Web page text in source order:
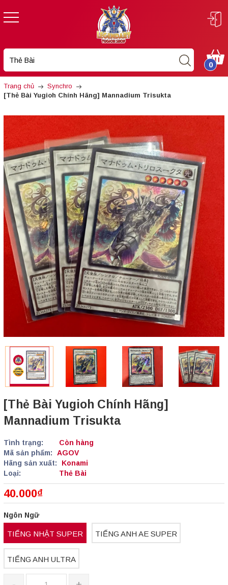
0
Trang chủ
Synchro
[Thẻ Bài Yugioh Chính Hãng] Mannadium Trisukta
[Thẻ Bài Yugioh Chính Hãng]
Mannadium Trisukta
Tình trạng:
Còn hàng
Mã sản phẩm:
AGOV
Hãng sản xuất:
Konami
Loại:
Thẻ Bài
40.000₫
Ngôn Ngữ
TIẾNG NHẬT SUPER TIẾNG ANH AE SUPER
TIẾNG ANH ULTRA